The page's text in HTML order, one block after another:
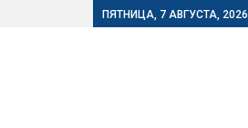
ПЯТНИЦА, 7 АВГУСТА, 2026